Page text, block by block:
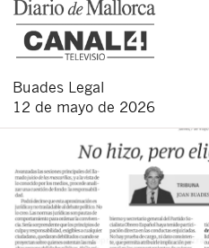
Buades Legal
12 de mayo de 2026